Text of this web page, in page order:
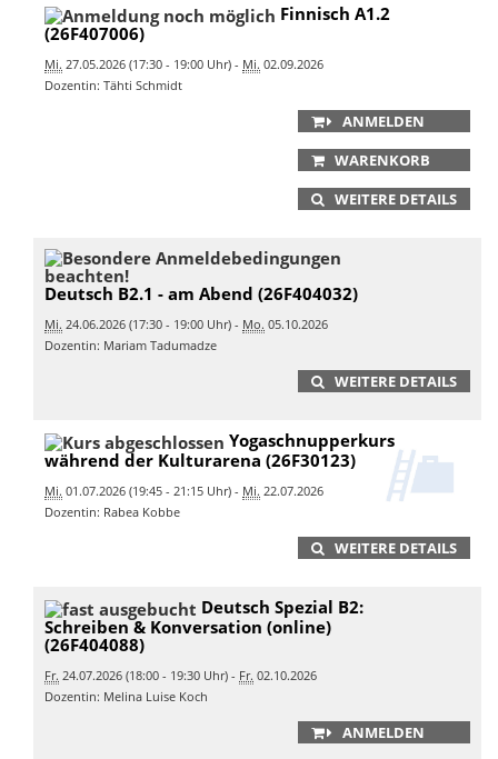
Finnisch A1.2
(26F407006)
Mi. 27.05.2026 (17:30 - 19:00 Uhr) - Mi. 02.09.2026
Dozentin: Tähti Schmidt
ANMELDEN
WARENKORB
WEITERE DETAILS
Deutsch B2.1 - am Abend (26F404032)
Mi. 24.06.2026 (17:30 - 19:00 Uhr) - Mo. 05.10.2026
Dozentin: Mariam Tadumadze
WEITERE DETAILS
Yogaschnupperkurs
während der Kulturarena (26F30123)
Mi. 01.07.2026 (19:45 - 21:15 Uhr) - Mi. 22.07.2026
Dozentin: Rabea Kobbe
WEITERE DETAILS
Deutsch Spezial B2:
Schreiben & Konversation (online)
(26F404088)
Fr. 24.07.2026 (18:00 - 19:30 Uhr) - Fr. 02.10.2026
Dozentin: Melina Luise Koch
ANMELDEN